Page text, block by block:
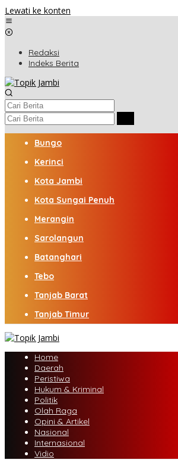
Lewati ke konten
Redaksi
Indeks Berita
Bungo
Kerinci
Kota Jambi
Kota Sungai Penuh
Merangin
Sarolangun
Batanghari
Tebo
Tanjab Barat
Tanjab Timur
Home
Daerah
Peristiwa
Hukum & Kriminal
Politik
Olah Raga
Opini & Artikel
Nasional
Internasional
Vidio